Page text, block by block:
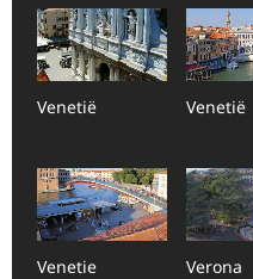
Venetië Venetië
Venetie Verona